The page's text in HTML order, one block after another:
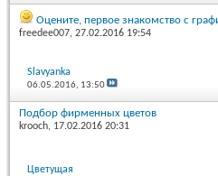
Оцените, первое знакомство с
freedee007, 27.02.2016 19:54
Slavyanka
06.05.2016, 13:50
Подбор фирменных цветов
krooch, 17.02.2016 20:31
Цветущая